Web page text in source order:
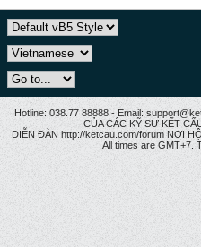
Hotline: 038.77 88888 - Email:
CỦA CÁC KỸ SƯ KẾT
DIỄN ĐÀN http://ketcau.com/forum NƠI
All times are GMT+7.